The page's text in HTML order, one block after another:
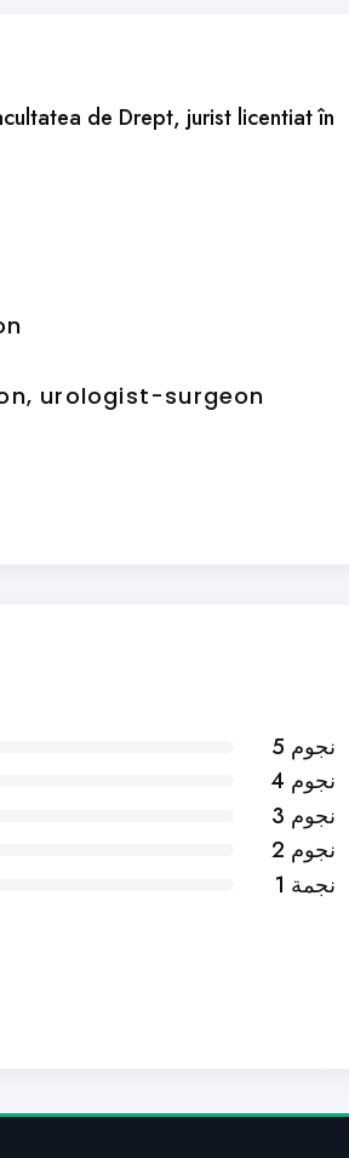
de Drept, jurist licentiat în
urologist-surgeon
5 نجوم
4 نجوم
3 نجوم
2 نجوم
1 نجمة